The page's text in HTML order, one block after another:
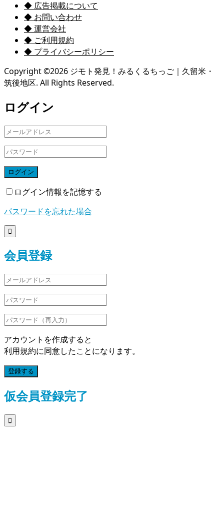
◆ 広告掲載について
◆ お問い合わせ
◆ 運営会社
◆ ご利用規約
◆ プライバシーポリシー
Copyright ©2026 ジモト発見！みるくるちっご｜久留米・
筑後地区. All Rights Reserved.
ログイン
ログイン
ログイン情報を記憶する
パスワードを忘れた場合

会員登録
アカウントを作成すると
利用規約に同意したことになります。
登録する
仮会員登録完了
